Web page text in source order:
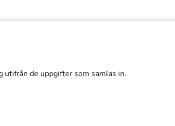
utifrån de uppgifter som samlas in.